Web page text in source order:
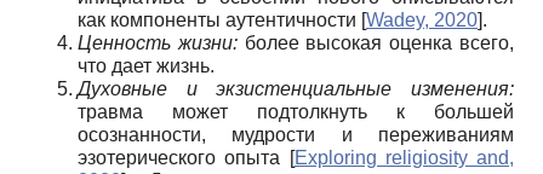
как компоненты аутентичности [Wadey, 2020].
Ценность жизни: более высокая оценка всего,
что дает жизнь.
Духовные и экзистенциальные изменения:
травма может подтолкнуть к большей
осознанности, мудрости и переживаниям
эзотерического опыта
[Exploring religiosity and,